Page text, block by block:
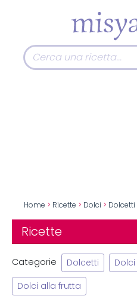
Home > Ricette > Dolci > Dolcetti
Ricette
Categorie Dolcetti Dolci
Dolci alla frutta